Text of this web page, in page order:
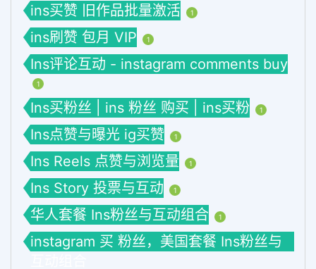
ins买赞 旧作品批量激活 1
ins刷赞 包月 VIP 1
Ins评论互动 - instagram comments buy
1
Ins买粉丝 | ins 粉丝 购买 | ins买粉 1
Ins点赞与曝光 ig买赞 1
Ins Reels 点赞与浏览量 1
Ins Story 投票与互动 1
华人套餐 Ins粉丝与互动组合 1
instagram 买 粉丝，美国套餐 Ins粉丝与